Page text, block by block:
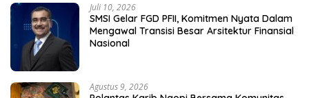
Juli 10, 2026
SMSI Gelar FGD PFII, Komitmen Nyata Dalam
Mengawal Transisi Besar Arsitektur Finansial
Nasional
Agustus 9, 2026